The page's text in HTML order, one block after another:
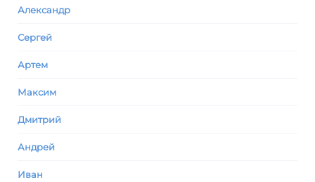
Александр
Сергей
Артем
Максим
Дмитрий
Андрей
Иван